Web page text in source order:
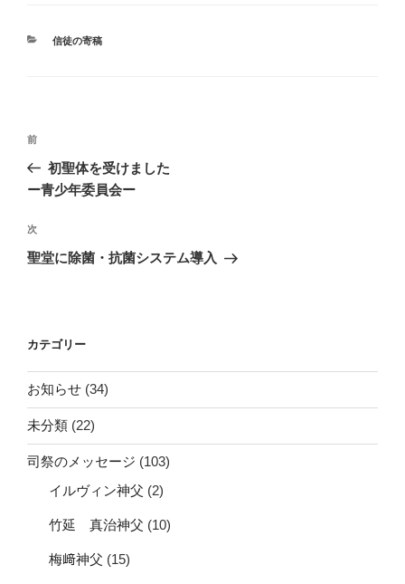
カ
信徒の寄稿
投
ナ
ゲ
ー
前
の
前
初聖体を受けました
ー青少年委員会ー
次
の
次
聖堂に除菌・抗菌システム導入
カテゴリー
お知らせ (34)
未分類 (22)
司祭のメッセージ (103)
イルヴィン神父 (2)
竹延 真治神父 (10)
梅﨑神父 (15)